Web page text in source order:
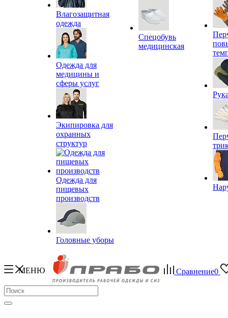
Влагозащитная
одежда
Одежда для
медицины и
сферы услуг
Экипировка для
охранных
структур
Одежда для
пищевых
производств
Головные уборы
Спецобувь
медицинская
МЕНЮ Сравнение0